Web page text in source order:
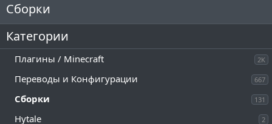
Сборки
Категории
Плагины / Minecraft 2K
Переводы и Конфигурации 667
Сборки 131
Hytale 2